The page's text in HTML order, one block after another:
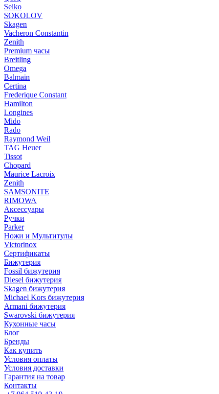
Seiko
SOKOLOV
Skagen
Vacheron Constantin
Zenith
Premium часы
Breitling
Omega
Balmain
Certina
Frederique Constant
Hamilton
Longines
Mido
Rado
Raymond Weil
TAG Heuer
Tissot
Chopard
Maurice Lacroix
Zenith
SAMSONITE
RIMOWA
Аксессуары
Ручки
Parker
Ножи и Мультитулы
Victorinox
Сертификаты
Бижутерия
Fossil бижутерия
Diesel бижутерия
Skagen бижутерия
Michael Kors бижутерия
Armani бижутерия
Swarovski бижутерия
Кухонные часы
Блог
Бренды
Как купить
Условия оплаты
Условия доставки
Гарантия на товар
Контакты